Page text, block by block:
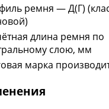
ремня — Д(Г)
длина ремня по
слою, мм
марка